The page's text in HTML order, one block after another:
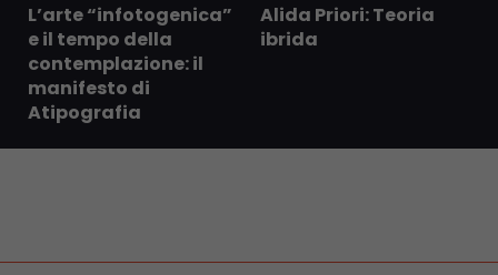
L’arte “infotogenica”
e il tempo della
contemplazione: il
manifesto di
Atipografia
Alida Priori: Teoria
ibrida